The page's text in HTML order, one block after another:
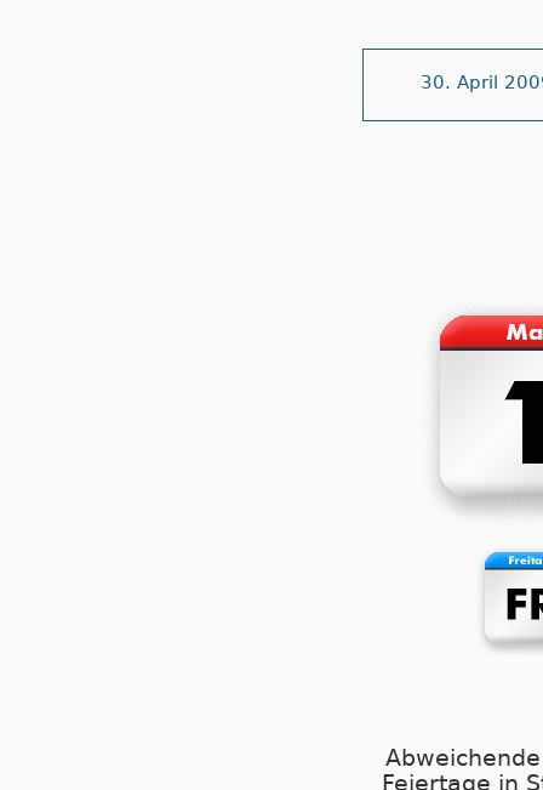
30. April
Feiertage in